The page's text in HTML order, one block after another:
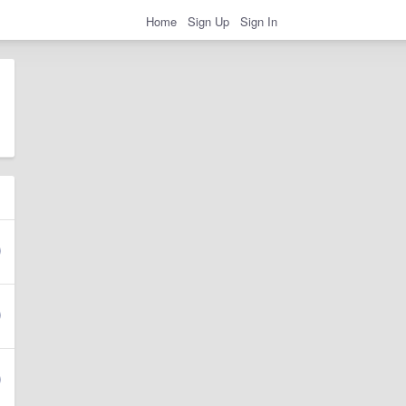
Home Sign Up Sign In